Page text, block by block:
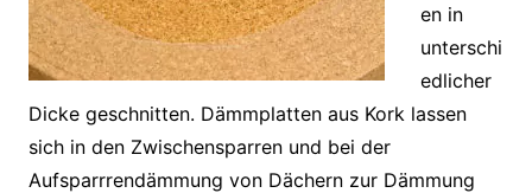
en in
unterschi
edlicher
Dicke geschnitten. Dämmplatten aus Kork lassen
sich in den Zwischensparren und bei der
Aufsparrrendämmung von Dächern zur Dämmung